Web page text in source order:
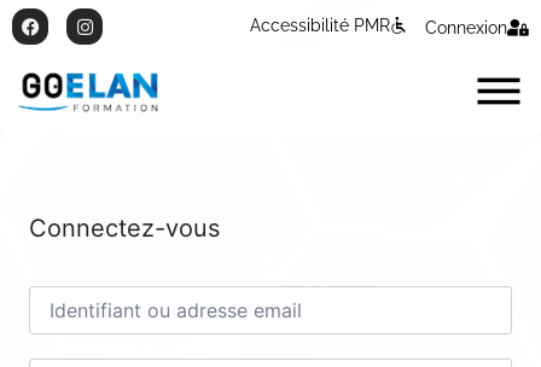
Accessibilité PMR Connexion
Connectez-vous